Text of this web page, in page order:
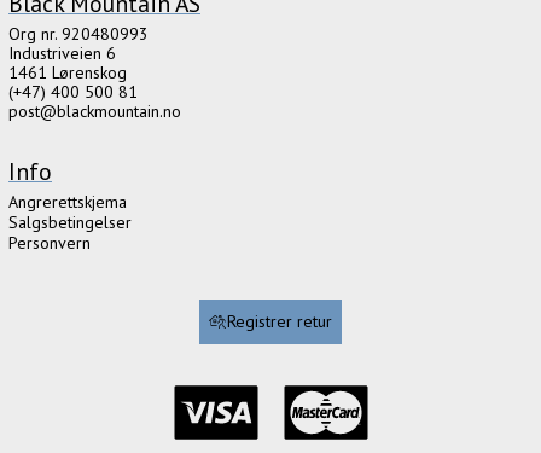
Info
Angrerettskjema
Salgsbetingelser
Personvern
Org nr. 920480993
Industriveien 6
1461 Lørenskog
(+47) 400 500 81
post@blackmountain.no
Registrer retur